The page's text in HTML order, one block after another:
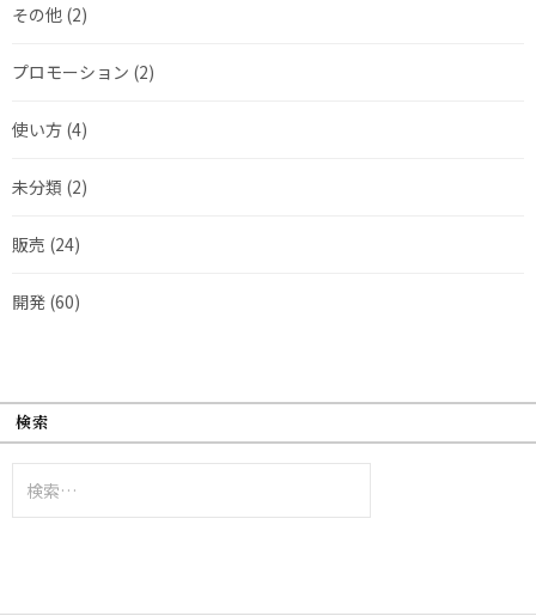
その他 (2)
プロモーション (2)
使い方 (4)
未分類 (2)
販売 (24)
開発 (60)
検索
索: